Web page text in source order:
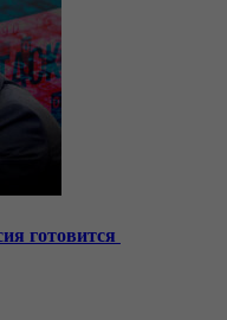
готовится